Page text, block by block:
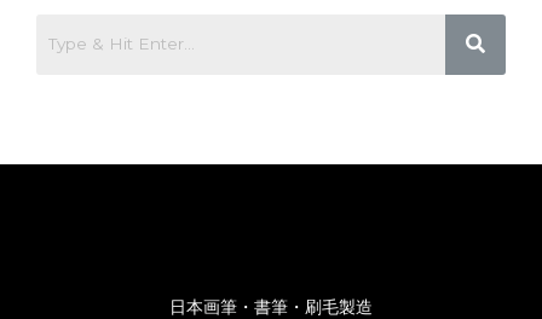
日本画筆・書筆・刷毛製造